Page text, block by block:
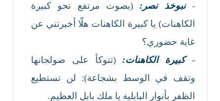
-نبوخذ نصر:(بصوت مرتفع نحو كبيرة
الكاهنات) يا كبيرة الكاهنات هلّا أخبرتني عن
غاية حضوري؟
-كبيرة الكاهنات:(تتوكأ على صولجانها
وتقف في الوسط بشجاعة): لن تستطيع
الظفر بأنوار البابلية يا ملك بابل العظيم.